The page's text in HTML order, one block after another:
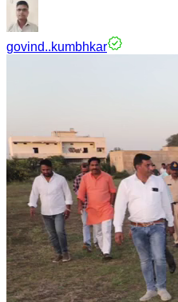
govind..kumbhkar